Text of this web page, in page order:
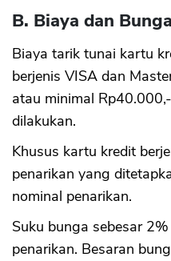
B. Biaya dan Bunga
Biaya tarik tunai kartu
berjenis VISA dan
atau minimal
dilakukan.
Khusus kartu kredit
penarikan yang
nominal penarikan.
Suku bunga sebesar
penarikan. Besaran